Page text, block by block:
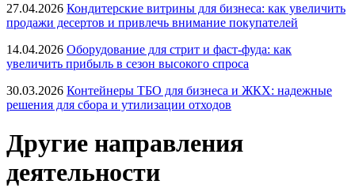
27.04.2026 Кондитерские витрины для бизнеса: как увеличить
продажи десертов и привлечь внимание покупателей
14.04.2026 Оборудование для стрит и фаст-фуда: как
увеличить прибыль в сезон высокого спроса
30.03.2026 Контейнеры ТБО для бизнеса и ЖКХ: надежные
решения для сбора и утилизации отходов
Другие направления
деятельности